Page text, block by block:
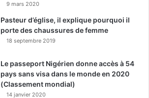
9 mars 2020
Pasteur d’église, il explique pourquoi il
porte des chaussures de femme
18 septembre 2019
Le passeport Nigérien donne accès à 54
pays sans visa dans le monde en 2020
(Classement mondial)
14 janvier 2020